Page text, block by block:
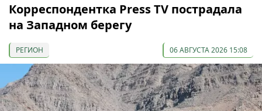
Корреспондентка Press TV пострадала
на Западном берегу
РЕГИОН 06 АВГУСТА 2026 15:08